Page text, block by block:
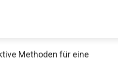
Methoden für eine